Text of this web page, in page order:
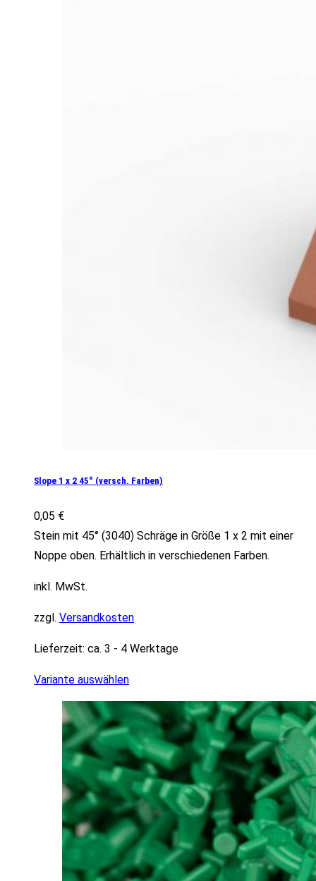
Slope 1 x 2 45° (versch. Farben)
0,05 €
Stein mit 45° (3040) Schräge in Größe 1 x 2 mit einer
Noppe oben. Erhältlich in verschiedenen Farben.
inkl. MwSt.
zzgl. Versandkosten
Lieferzeit: ca. 3 - 4 Werktage
Variante auswählen